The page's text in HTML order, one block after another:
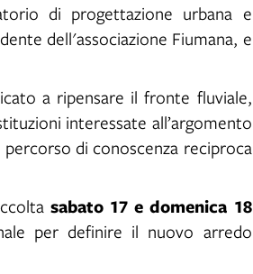
di progettazione urbana e
dell'associazione Fiumana, e
a ripensare il fronte fluviale,
interessate all’argomento
di conoscenza reciproca
sabato 17 e domenica 18
per definire il nuovo arredo